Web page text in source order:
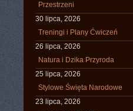
Przestrzeni
30 lipca, 2026
Treningi i Plany Ćwiczeń
26 lipca, 2026
Natura i Dzika Przyroda
25 lipca, 2026
Stylowe Święta Narodowe
23 lipca, 2026